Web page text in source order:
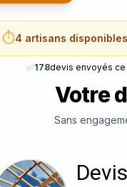
⏱️4 artisans
✅178devis envoyés ce
Votre
Sans